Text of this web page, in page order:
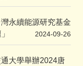
永續能源研究基金
2024-09-26
大學舉辦2024唐